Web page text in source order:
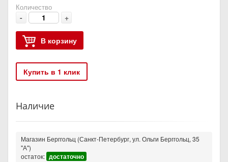
Количество
- +
В корзину
Купить в 1 клик
Наличие
Магазин Берггольц (Санкт-Петербург, ул. Ольги Берггольц, 35
"А")
остаток: достаточно